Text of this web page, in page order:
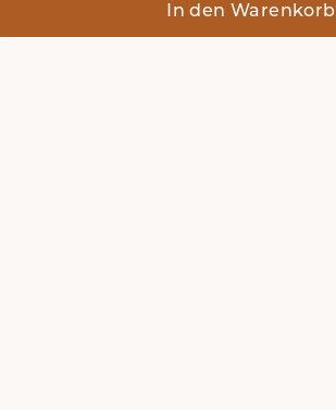
In den Warenkorb